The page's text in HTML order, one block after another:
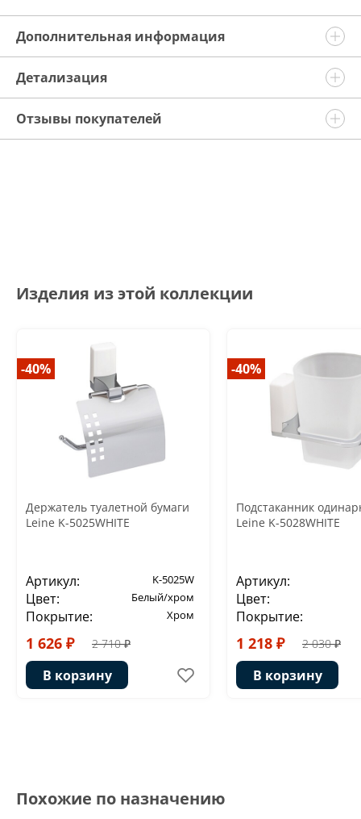
Дополнительная информация
Детализация
Отзывы покупателей
Изделия из этой коллекции
-40%
Держатель туалетной бумаги
Leine K-5025WHITE
Артикул: K-5025W
Цвет: Белый/хром
Покрытие: Хром
1 626 ₽ 2 710 ₽
В корзину
-40%
Подстаканник
Leine K-5028WHITE
Артикул:
Цвет:
Покрытие:
1 218 ₽ 2 030 ₽
В корзину
Похожие по назначению